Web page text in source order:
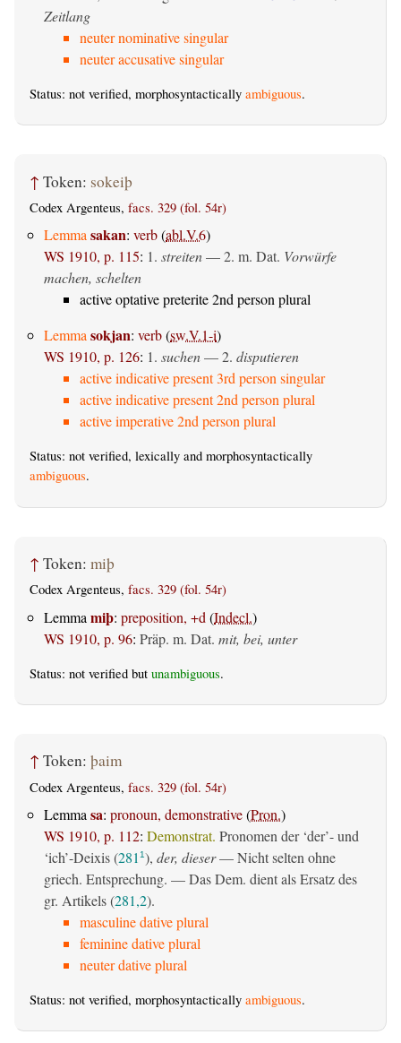
Zeitlang
neuter nominative singular
neuter accusative singular
Status: not verified, morphosyntactically ambiguous.
↑ Token: sokeiþ
Codex Argenteus, facs. 329 (fol. 54r)
Lemmasakan: verb(abl.V.6)
WS 1910, p. 115: 1. streiten— 2. m. Dat. Vorwürfe
machen, schelten
active optative preterite 2nd person plural
Lemmasokjan: verb(sw.V.1-i)
WS 1910, p. 126: 1. suchen— 2. disputieren
active indicative present 3rd person singular
active indicative present 2nd person plural
active imperative 2nd person plural
Status: not verified, lexically and morphosyntactically
ambiguous.
↑ Token: miþ
Codex Argenteus, facs. 329 (fol. 54r)
Lemma miþ: preposition, +d (Indecl.)
WS 1910, p. 96: Präp. m. Dat. mit, bei, unter
Status: not verified but unambiguous.
↑ Token: þaim
Codex Argenteus, facs. 329 (fol. 54r)
Lemma sa: pronoun, demonstrative(Pron.)
WS 1910, p. 112: Demonstrat. Pronomen der ‘der’- und
‘ich’-Deixis (281 1), der, dieser— Nicht selten ohne
griech. Entsprechung. — Das Dem. dient als Ersatz des
gr. Artikels (281,2).
masculine dative plural
feminine dative plural
neuter dative plural
Status: not verified, morphosyntactically ambiguous.